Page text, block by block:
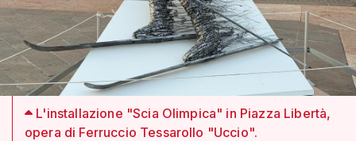
L'installazione "Scia Olimpica" in Piazza Libertà,
opera di Ferruccio Tessarollo "Uccio".